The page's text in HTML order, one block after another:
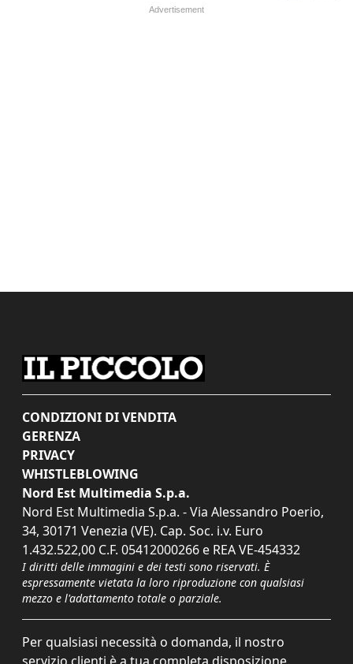
CONDIZIONI DI VENDITA
GERENZA
PRIVACY
WHISTLEBLOWING
Nord Est Multimedia S.p.a.
Nord Est Multimedia S.p.a. - Via Alessandro Poerio,
34, 30171 Venezia (VE). Cap. Soc. i.v. Euro
1.432.522,00 C.F. 05412000266 e REA VE-454332
I diritti delle immagini e dei testi sono riservati. È
espressamente vietata la loro riproduzione con qualsiasi
mezzo e l'adattamento totale o parziale.
Per qualsiasi necessità o domanda, il nostro